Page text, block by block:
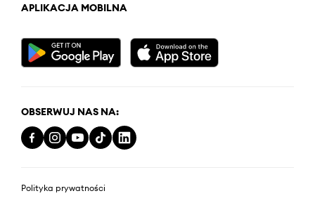
APLIKACJA MOBILNA
OBSERWUJ NAS NA:
Polityka prywatności